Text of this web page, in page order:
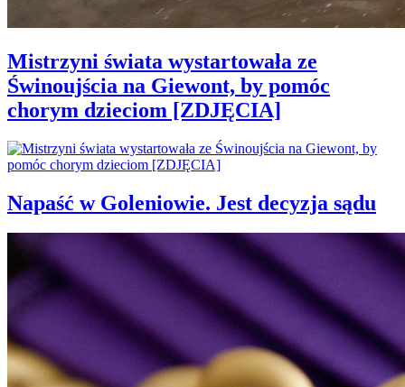
Mistrzyni świata wystartowała ze
Świnoujścia na Giewont, by pomóc
chorym dzieciom [ZDJĘCIA]
Napaść w Goleniowie. Jest decyzja sądu